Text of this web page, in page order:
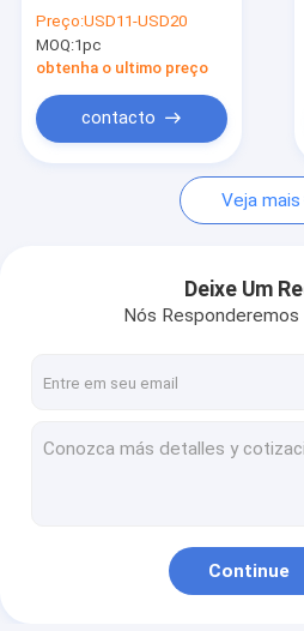
notícias
Todos os casos
Soldador do inversor do
Soldador do inversor do MIG
TIG Welding Machine
Máquina de soldadura do mag
que refrigera 4m 8m
Preço:USD11-USD20
MOQ:1pc
obtenha o ultimo preço
contacto
Veja mais
Deixe Um
Nós Responderemos
Continue